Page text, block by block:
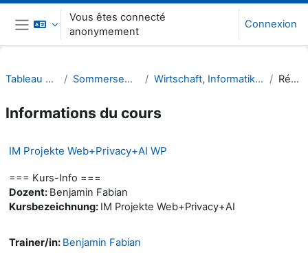
Passer au contenu principal
Panneau latéral
Vous êtes connecté
anonymement
Connexion
Tableau de bord Sommersemester 22 Wirtschaft, Informatik, Recht (WIR) Résumé
Informations du cours
IM Projekte Web+Privacy+AI WP
=== Kurs-Info ===
Dozent: Benjamin Fabian
Kursbezeichnung: IM Projekte Web+Privacy+AI
Trainer/in: Benjamin Fabian